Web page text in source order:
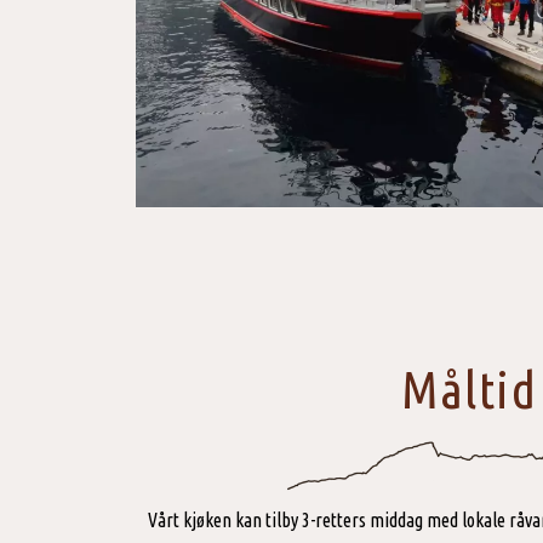
Måltid
Vårt kjøken kan tilby 3-retters middag med lokale